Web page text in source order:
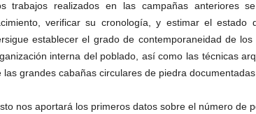
trabajos realizados en las campañas anteriores
verificar su cronología, y estimar el estado
establecer el grado de contemporaneidad de
interna del poblado, así como las técnicas
las grandes cabañas circulares de piedra
nos aportará los primeros datos sobre el número de